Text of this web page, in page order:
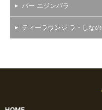
バー エジンバラ
ティーラウンジ ラ・しなの